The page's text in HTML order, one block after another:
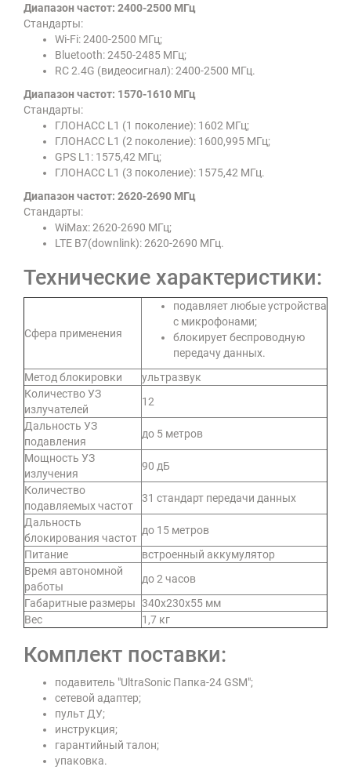
Диапазон частот: 2400-2500 МГц
Стандарты:
Wi-Fi: 2400-2500 МГц;
Bluetooth: 2450-2485 МГц;
RC 2.4G (видеосигнал): 2400-2500 МГц.
Диапазон частот: 1570-1610 МГц
Стандарты:
ГЛОНАСС L1 (1 поколение): 1602 МГц;
ГЛОНАСС L1 (2 поколение): 1600,995 МГц;
GPS L1: 1575,42 МГц;
ГЛОНАСС L1 (3 поколение): 1575,42 МГц.
Диапазон частот: 2620-2690 МГц
Стандарты:
WiMax: 2620-2690 МГц;
LTE B7(downlink): 2620-2690 МГц.
Технические характеристики:
Сфера применения
подавляет любые устройства
с микрофонами;
блокирует беспроводную
передачу данных.
Метод блокировки
ультразвук
Количество УЗ
излучателей
12
Дальность УЗ
подавления
до 5 метров
Мощность УЗ
излучения
90 дБ
Количество
подавляемых частот
31 стандарт передачи данных
Дальность
блокирования частот
до 15 метров
Питание
встроенный аккумулятор
Время автономной
работы
до 2 часов
Габаритные размеры 340х230х55 мм
Вес
1,7 кг
Комплект поставки:
подавитель "UltraSonic Папка-24 GSM";
сетевой адаптер;
пульт ДУ;
инструкция;
гарантийный талон;
упаковка.